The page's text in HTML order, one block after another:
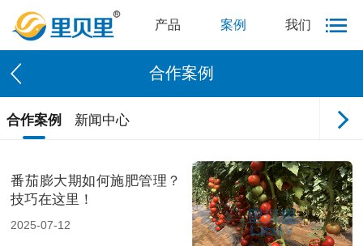
产品 案例 我们
合作案例
合作案例 新闻中心
番茄膨大期如何施肥管理？
技巧在这里！
2025-07-12